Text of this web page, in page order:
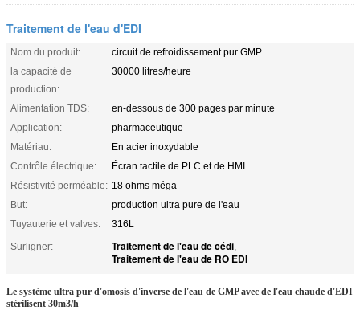
Traitement de l'eau d'EDI
Nom du produit:
circuit de refroidissement pur GMP
la capacité de
production:
30000 litres/heure
Alimentation TDS:
en-dessous de 300 pages par minute
Application:
pharmaceutique
Matériau:
En acier inoxydable
Contrôle électrique:
Écran tactile de PLC et de HMI
Résistivité perméable: 18 ohms méga
But:
production ultra pure de l'eau
Tuyauterie et valves:
316L
Surligner:
Traitement de l'eau de cédi,
Traitement de l'eau de RO EDI
Le système ultra pur d'omosis d'inverse de l'eau de GMP avec de l'eau chaude d'EDI
stérilisent 30m3/h